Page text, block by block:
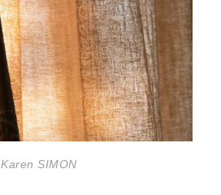
Karen SIMON